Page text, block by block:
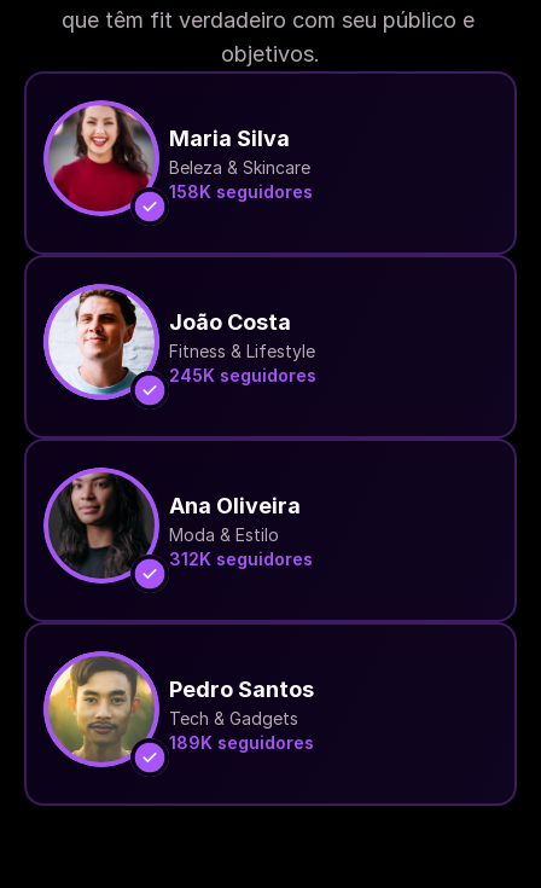
que têm fit verdadeiro com seu público e
objetivos.
Maria Silva
Beleza & Skincare
158K seguidores
João Costa
Fitness & Lifestyle
245K seguidores
Ana Oliveira
Moda & Estilo
312K seguidores
Pedro Santos
Tech & Gadgets
189K seguidores